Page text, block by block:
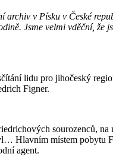
archiv v Písku v České
Jsme velmi vděční, že
lidu pro jihočeský
Figner.
sourozenců, na
Hlavním místem pobytu
agent.